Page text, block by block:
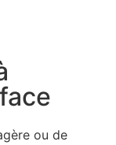
ou de